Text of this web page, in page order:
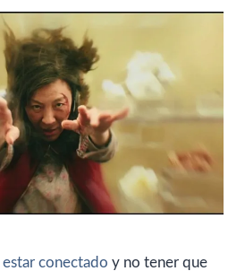
estar conectado y no tener que